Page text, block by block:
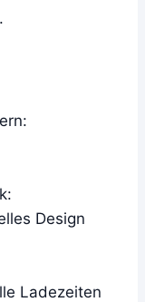
Design
Ladezeiten